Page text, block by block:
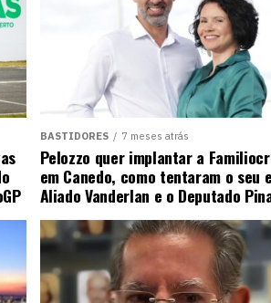
BASTIDORES 7 meses atrás
Pelozzo quer implantar a
em Canedo, como tentaram o seu
Aliado Vanderlan e o Deputado